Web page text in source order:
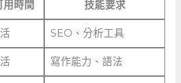
用時間 技能要求
SEO、分析工具
寫作能力、語法